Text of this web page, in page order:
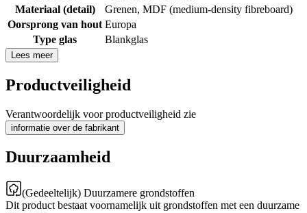
Materiaal (detail)
Grenen, MDF (medium-density fibreboard)
Oorsprong van hout Europa
Type glas
Blankglas
Lees meer
Productveiligheid
Verantwoordelijk voor productveiligheid zie
informatie over de fabrikant
Duurzaamheid
(Gedeeltelijk) Duurzamere grondstoffen
Dit product bestaat voornamelijk uit grondstoffen met een duurzame